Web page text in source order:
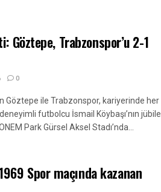
Göztepe, Trabzonspor’u 2-1
0
Göztepe ile Trabzonspor, kariyerinde her
futbolcu İsmail Köybaşı’nın jübile
Park Gürsel Aksel Stadı’nda...
Spor maçında kazanan